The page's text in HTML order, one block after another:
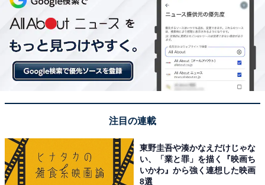
注目の連載
東野圭吾や湊かなえだけじゃな
い、「業と罪」を描く『映画ち
いかわ』から強く連想した映画
8選